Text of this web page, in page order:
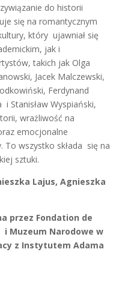
do historii
się na romantycznym
który ujawniał się
jak i
takich jak Olga
Jacek Malczewski,
Ferdynand
Stanisław Wyspiański,
wrażliwość na
emocjonalne
wszystko składa się na
sztuki.
Lajus, Agnieszka
przez Fondation de
i Muzeum Narodowe w
z Instytutem Adama